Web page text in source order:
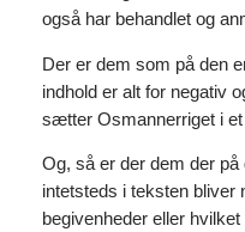
også har behandlet og
Der er dem som på den
indhold er alt for negativ
sætter Osmannerriget i et
Og, så er der dem der på
intetsteds i teksten
begivenheder eller